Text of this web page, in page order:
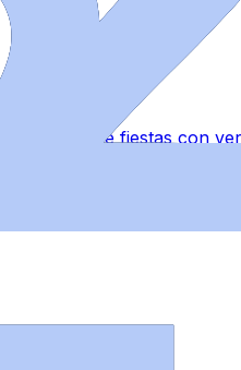
lleno de fiestas con
Abadengo